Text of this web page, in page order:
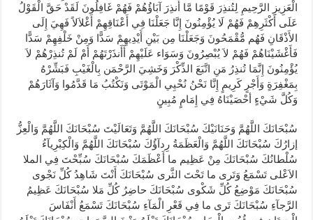
الْعَزِيزِ الرَّحِيمِ لِتُنذِرَ قَوْمًا مَّا أُنذِرَ آبَاؤُهُمْ فَهُمْ غَافِلُونَ لَقَدْ حَقَّ الْقَوْلُ
عَلَى أَكْثَرِهِمْ فَهُمْ لَا يُؤْمِنُونَ إِنَّا جَعَلْنَا فِي أَعْنَاقِهِمْ أَغْلاَلاً فَهِيَ إِلَى
الأَذْقَانِ فَهُم مُّقْمَحُونَ وَجَعَلْنَا مِن بَيْنِ أَيْدِيهِمْ سَدًّا وَمِنْ خَلْفِهِمْ سَدًّا
فَأَغْشَيْنَاهُمْ فَهُمْ لاَ يُبْصِرُونَ وَسَوَاء عَلَيْهِمْ أَأَنذَرْتَهُمْ أَمْ لَمْ تُنذِرْهُمْ لاَ
يُؤْمِنُونَ إِنَّمَا تُنذِرُ مَنِ اتَّبَعَ الذِّكْرَ وَخَشِيَ الرَّحْمَن بِالْغَيْبِ فَبَشِّرْهُ
بِمَغْفِرَةٍ وَأَجْرٍ كَرِيمٍ إِنَّا نَحْنُ نُحْيِي الْمَوْتَى وَنَكْتُبُ مَا قَدَّمُوا وَآثَارَهُمْ
وَكُلَّ شَيْءٍ أحْصَيْنَاهُ فِي إِمَامٍ مُبِينٍ
سُبْحَانَكَ اللَّهُمَّ وَحَنَانَيْكَ سُبْحَانَكَ اللَّهُمَّ وَتَعَالَيْتَ سُبْحَانَكَ اللَّهُمَّ وَالْعِزُّ
إزارُكَ سُبْحَانَكَ اللَّهُمَّ وَالْعَظَمَةُ رِدآؤُكَ سُبْحَانَكَ اللَّهُمَّ وَالْكِبْرِيآءُ
سُلْطانُكَ سُبْحَانَكَ مِنْ عَظِيم ما أَعْظَمَكَ سُبْحَانَكَ سُبِّحْتَ فِي الملا
الاَعْلى تَسْمَعُ وَتَرى ما تَحْتَ الثَّرى سُبْحَانَكَ أَنْتَ شَاهِدُ كُلِّ نَجْوى
سُبْحَانَكَ مَوْضِعُ كُلِّ شَكْوى سُبْحَانَكَ حاضِرُ كُلِّ مَلا سُبْحَانَكَ عَظِيمُ
الرَّجآءِ سُبْحَانَكَ تَرى ما فِي قَعْرِ الْمَآءِ سُبْحَانَكَ تَسْمَعُ أَنْفَاسَ